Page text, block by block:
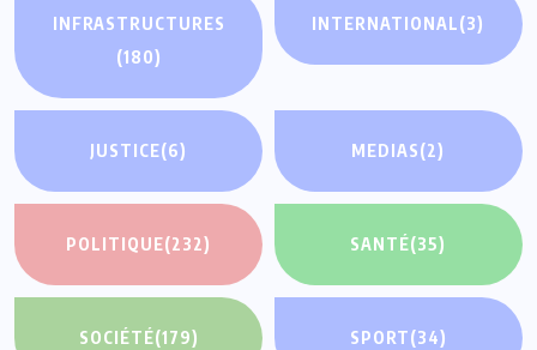
INFRASTRUCTURES
(180)
INTERNATIONAL(3)
JUSTICE(6) MEDIAS(2)
POLITIQUE(232) SANTÉ(35)
SOCIÉTÉ(179) SPORT(34)